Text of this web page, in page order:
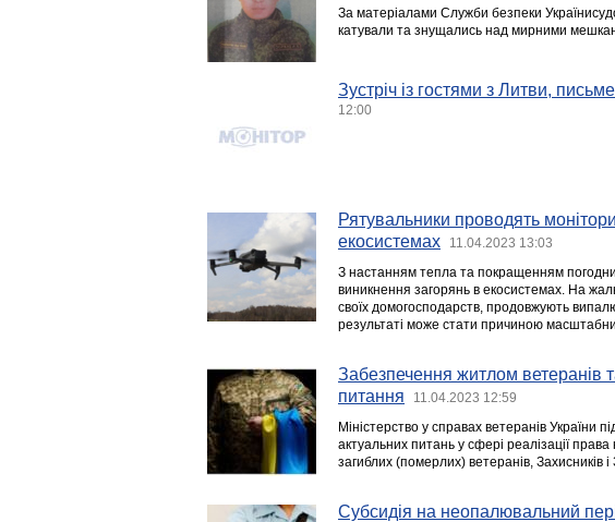
За матеріалами Служби безпеки
катували та знущались над мирними
Зустріч із гостями з Литви,
12:00
Рятувальники проводять
екосистемах
11.04.2023 13:03
З настанням тепла та покращенням
виникнення загорянь в екосистемах. На
своїх домогосподарств, продовжують
результаті може стати причиною
Забезпечення житлом ветеранів
питання
11.04.2023 12:59
Міністерство у справах ветеранів України
актуальних питань у сфері реалізації
загиблих (померлих) ветеранів, Захисників
Субсидія на неопалювальний